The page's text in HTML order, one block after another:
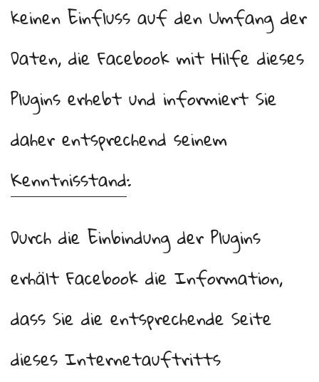
keinen Einfluss auf den Umfang der
Daten, die Facebook mit Hilfe dieses
Plugins erhebt und informiert Sie
daher entsprechend seinem
Kenntnisstand:
Durch die Einbindung der Plugins
erhält Facebook die Information,
dass Sie die entsprechende Seite
dieses Internetauftritts